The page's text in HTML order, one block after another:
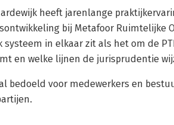
heeft jarenlange
bij Metafoor Ruimtelijke
systeem in elkaar zit als het om de
en welke lijnen de jurisprudentie
bedoeld voor medewerkers en